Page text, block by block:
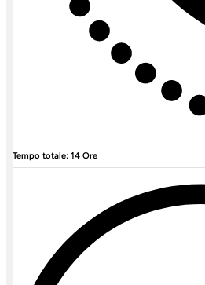
Tempo totale: 14 Ore